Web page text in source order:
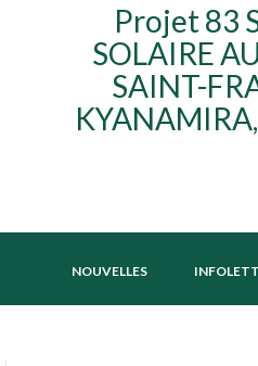
Projet 83
SOLAIRE
SAINT-
NOUVELLES